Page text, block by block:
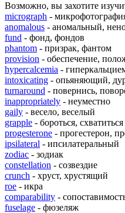
Возможно, вы захотите
micrograph -
anomalous - аномальный,
fund - фонд, фондов
phantom - призрак, фантом
provision - обеспечение,
hypercalcemia -
intoxicating - опьяняющий,
turnaround - повернись,
inappropriately - неуместно
gaily - весело, веселый
grapple - бороться, схватиться
progesterone - прогестерон,
ipsilateral - ипсилатеральный
zodiac - зодиак
constellation - созвездие
crunch - хруст, хрустящий
roe - икра
comparability -
fuselage - фюзеляж